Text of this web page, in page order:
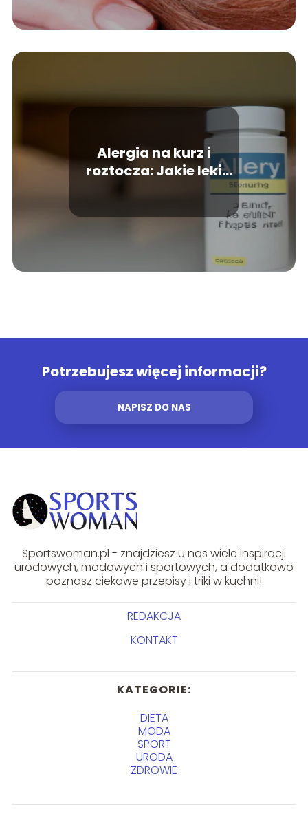
Alergia na kurz i
roztocza: Jakie leki
przynoszą ulgę?
Potrzebujesz więcej informacji?
NAPISZ DO NAS
Sportswoman.pl - znajdziesz u nas wiele inspiracji
urodowych, modowych i sportowych, a dodatkowo
poznasz ciekawe przepisy i triki w kuchni!
REDAKCJA
KONTAKT
KATEGORIE:
DIETA
MODA
SPORT
URODA
ZDROWIE